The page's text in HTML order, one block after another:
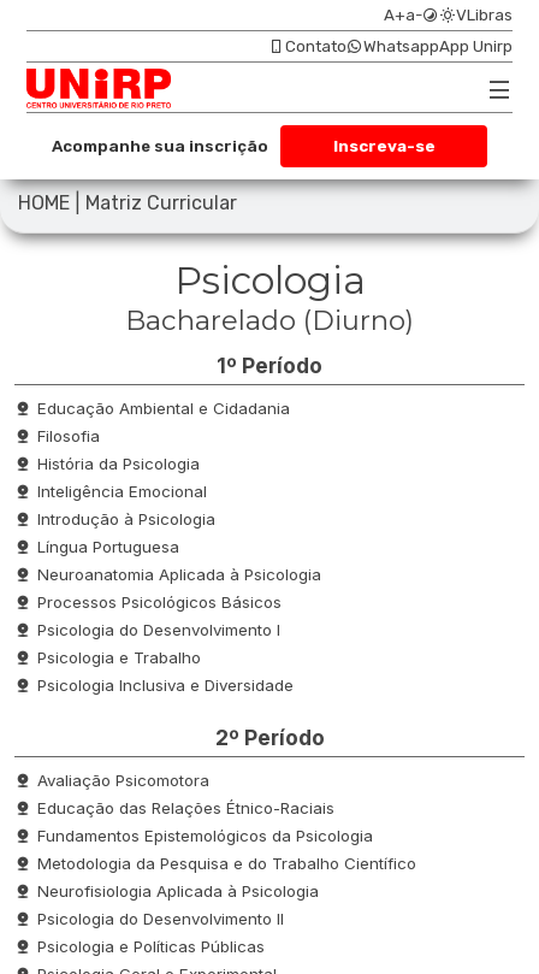
A+a-
VLibras
Contato
WhatsappApp Unirp
Acompanhe sua inscrição Inscreva-se
HOME Matriz Curricular
Psicologia
Bacharelado (Diurno)
1º Período
Educação Ambiental e Cidadania
Filosofia
História da Psicologia
Inteligência Emocional
Introdução à Psicologia
Língua Portuguesa
Neuroanatomia Aplicada à Psicologia
Processos Psicológicos Básicos
Psicologia do Desenvolvimento I
Psicologia e Trabalho
Psicologia Inclusiva e Diversidade
2º Período
Avaliação Psicomotora
Educação das Relações Étnico-Raciais
Fundamentos Epistemológicos da Psicologia
Metodologia da Pesquisa e do Trabalho Científico
Neurofisiologia Aplicada à Psicologia
Psicologia do Desenvolvimento II
Psicologia e Políticas Públicas